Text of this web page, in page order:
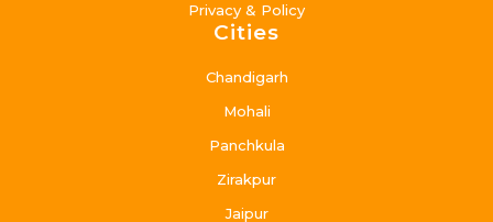
Privacy & Policy
Cities
Chandigarh
Mohali
Panchkula
Zirakpur
Jaipur